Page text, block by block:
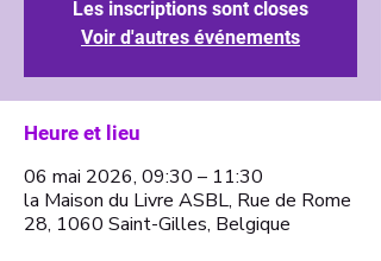
Les inscriptions sont closes
Voir d'autres événements
Heure et lieu
06 mai 2026, 09:30 – 11:30
la Maison du Livre ASBL, Rue de Rome
28, 1060 Saint-Gilles, Belgique